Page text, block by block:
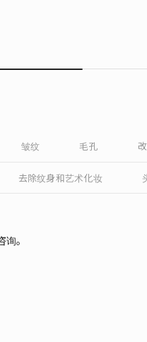
皱纹 毛孔
去除纹身和艺术化妆
。